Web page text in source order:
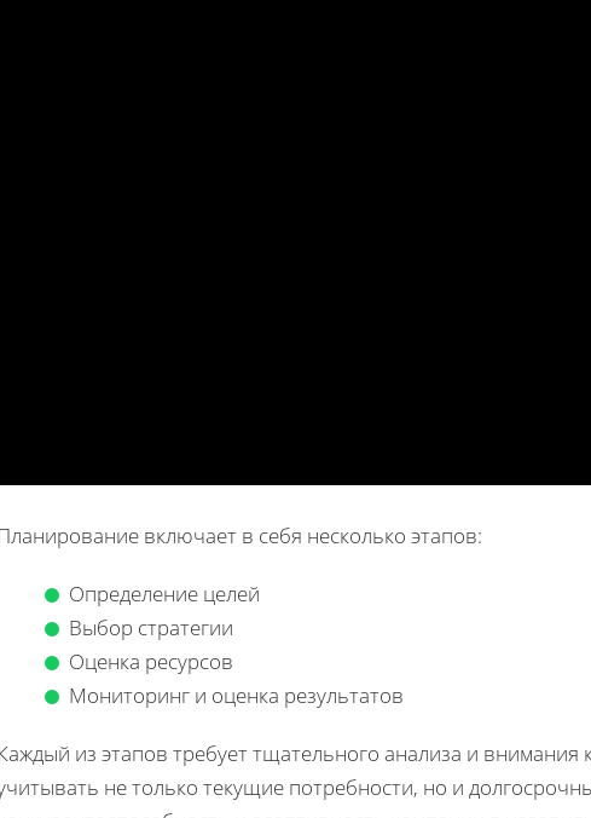
включает в себя несколько этапов:
Определение целей
Выбор стратегии
Оценка ресурсов
Мониторинг и оценка результатов
из этапов требует тщательного анализа и внимания
не только текущие потребности, но и